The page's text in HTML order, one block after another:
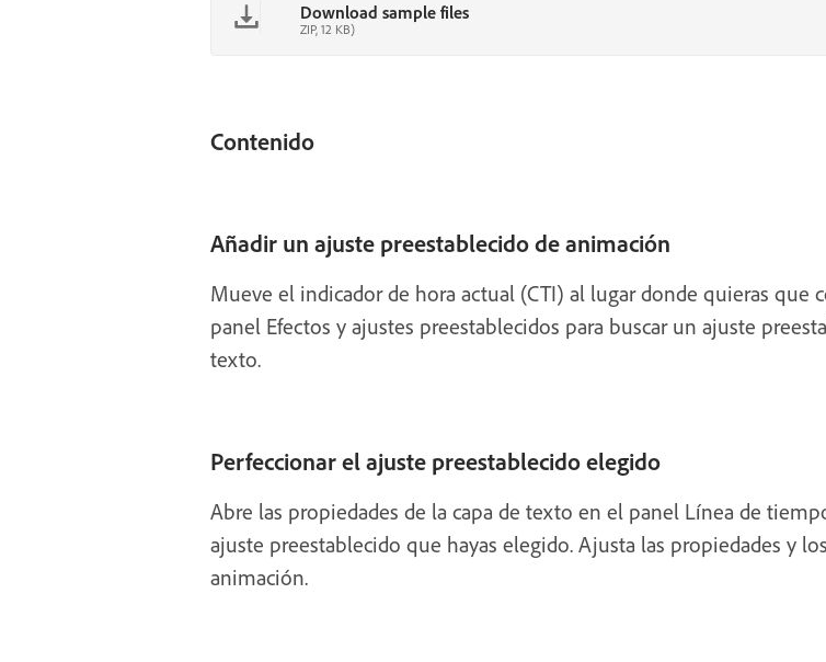
Download sample files
ZIP, 12 KB)
Contenido
Añadir un ajuste preestablecido de animación
Mueve el indicador de hora actual (CTI) al lugar donde quieras
panel Efectos y ajustes preestablecidos para buscar un ajuste
texto.
Perfeccionar el ajuste preestablecido elegido
Abre las propiedades de la capa de texto en el panel Línea de
ajuste preestablecido que hayas elegido. Ajusta las propiedades y
animación.